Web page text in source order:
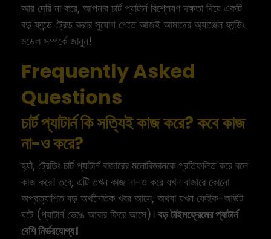
আর দেরি না করে, আপনার চার্ট প্যাটার্ন বিশ্লেষণ দক্ষতা দিয়ে একটি
বড় ফান্ডে ট্রেড করার সুযোগ পেতে আজই আমাদের অ্যাঞ্জেল ফান্ডিং
মডেল সম্পর্কে জানুন!
Frequently Asked
Questions
চার্ট প্যাটার্ন কি সত্যিই কাজ করে? কবে কাজ
না-ও করে?
হ্যাঁ, ট্রেডিং চার্ট প্যাটার্ন বাজারের মনোবিজ্ঞানকে প্রতিফলিত করে বলে
কাজ করে। তবে, এটি তখন কাজ না-ও করে যখন বাজারে কোনো
অপ্রত্যাশিত বড় অর্থনৈতিক খবর আসে, অথবা যখন ফেইক-আউট
ঘটে (প্যাটার্ন ভেঙে আবার ফিরে আসে)। বড় টাইমফ্রেমের প্যাটার্ন
বেশি নির্ভরযোগ্য।